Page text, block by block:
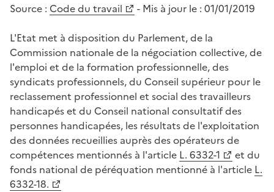
Source : Code du travail - Mis à jour le : 01/01/2019
L'Etat met à disposition du Parlement, de la
Commission nationale de la négociation collective, de
l'emploi et de la formation professionnelle, des
syndicats professionnels, du Conseil supérieur pour le
reclassement professionnel et social des travailleurs
handicapés et du Conseil national consultatif des
personnes handicapées, les résultats de l'exploitation
des données recueillies auprès des opérateurs de
compétences mentionnés à l'article L. 6332-1
et du
fonds national de péréquation mentionné à l'article L.
6332-18.